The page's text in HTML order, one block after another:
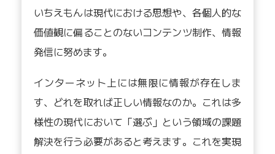
いちえもんは現代における思想や、各個人的な
価値観に偏ることのないコンテンツ制作、情報
発信に努めます。
インターネット上には無限に情報が存在しま
す、どれを取れば正しい情報なのか。これは多
様性の現代において「選ぶ」という領域の課題
解決を行う必要があると考えます。これを実現